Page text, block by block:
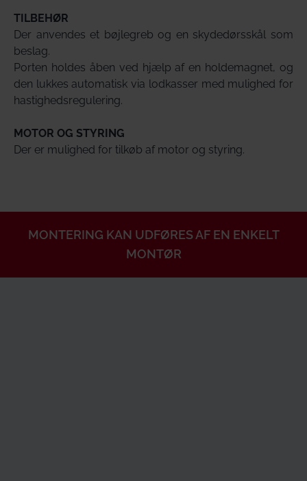
TILBEHØR
Der anvendes et bøjlegreb og en skydedørsskål som
beslag.
Porten holdes åben ved hjælp af en holdemagnet, og
den lukkes automatisk via lodkasser med mulighed for
hastighedsregulering.
MOTOR OG STYRING
Der er mulighed for tilkøb af motor og styring.
MONTERING KAN UDFØRES AF EN ENKELT
MONTØR